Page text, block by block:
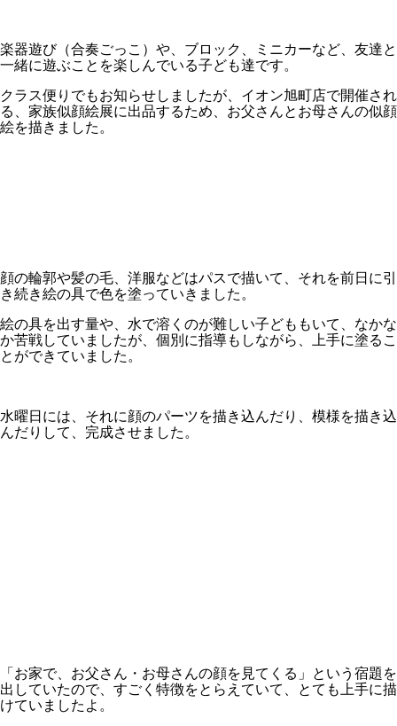
楽器遊び（合奏ごっこ）や、ブロック、ミニカーなど、友達と
一緒に遊ぶことを楽しんでいる子ども達です。
クラス便りでもお知らせしましたが、イオン旭町店で開催され
る、家族似顔絵展に出品するため、お父さんとお母さんの似顔
絵を描きました。
顔の輪郭や髪の毛、洋服などはパスで描いて、それを前日に引
き続き絵の具で色を塗っていきました。
絵の具を出す量や、水で溶くのが難しい子どももいて、なかな
か苦戦していましたが、個別に指導もしながら、上手に塗るこ
とができていました。
水曜日には、それに顔のパーツを描き込んだり、模様を描き込
んだりして、完成させました。
「お家で、お父さん・お母さんの顔を見てくる」という宿題を
出していたので、すごく特徴をとらえていて、とても上手に描
けていましたよ。